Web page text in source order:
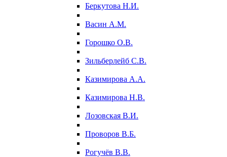
Беркутова Н.И.
Васин А.М.
Горошко О.В.
Зильберлейб С.В.
Казимирова А.А.
Казимирова Н.В.
Лозовская В.И.
Проворов В.Б.
Рогучёв В.В.